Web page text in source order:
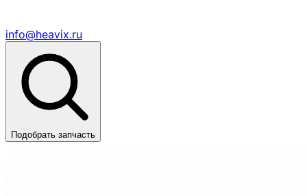
info@heavix.ru
Подобрать запчасть